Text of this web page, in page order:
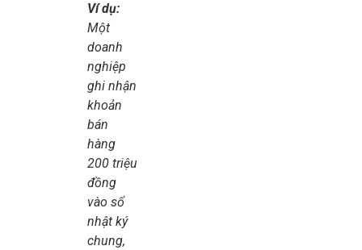
Ví dụ:
Một
doanh
nghiệp
ghi nhận
khoản
bán
hàng
200 triệu
đồng
vào sổ
nhật ký
chung,